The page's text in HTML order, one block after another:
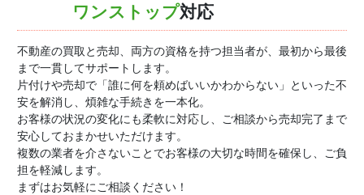
ワンストップ対応
不動産の買取と売却、両方の資格を持つ担当者が、最初から最後
まで一貫してサポートします。
片付けや売却で「誰に何を頼めばいいかわからない」といった不
安を解消し、煩雑な手続きを一本化。
お客様の状況の変化にも柔軟に対応し、ご相談から売却完了まで
安心しておまかせいただけます。
複数の業者を介さないことでお客様の大切な時間を確保し、ご負
担を軽減します。
まずはお気軽にご相談ください！